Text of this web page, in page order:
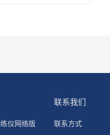
仪网络版
联系我们
联系方式